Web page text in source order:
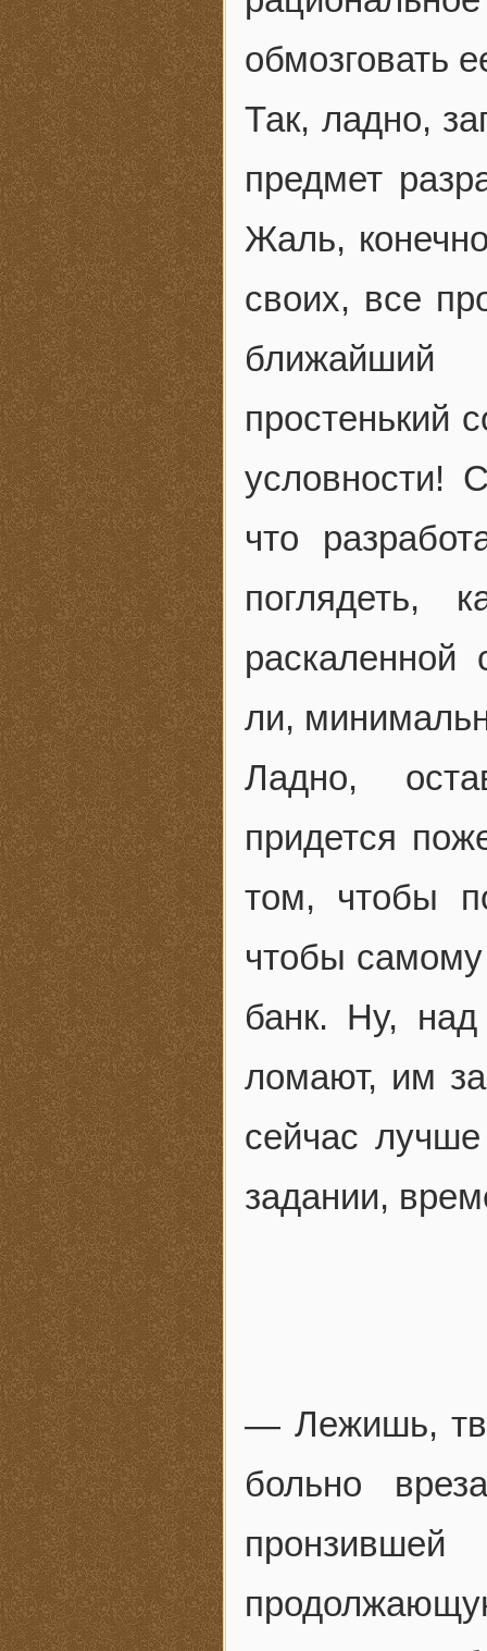
обмозговать
Так, ладно,
предмет
Жаль,
своих, все
ближайший
простенький
условности!
что
поглядеть,
ли,
Ладно,
придется
том, чтобы
чтобы самому
банк. Ну,
ломают, им
сейчас
задании,
— Лежишь,
больно